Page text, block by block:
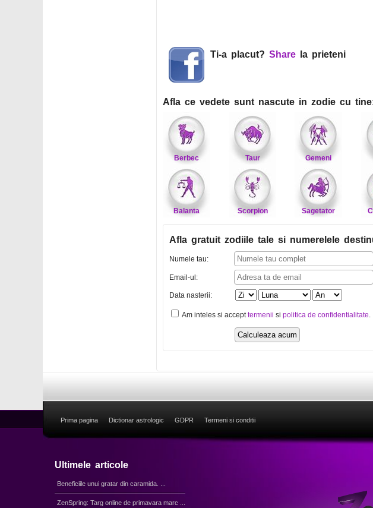
Ti-a placut? Share la prieteni
Afla ce vedete sunt nascute in zodie cu
Berbec Taur Gemeni
Balanta Scorpion Sagetator
Afla gratuit zodiile tale si numerelele
Numele tau:
Email-ul:
Data nasterii:
Am inteles si accepttermenii si politica de confidentialitate.
Prima pagina Dictionar astrologic GDPR Termeni si conditii
Ultimele articole
Beneficiile unui gratar din caramida. ...
ZenSpring: Targ online de primavara marc ...